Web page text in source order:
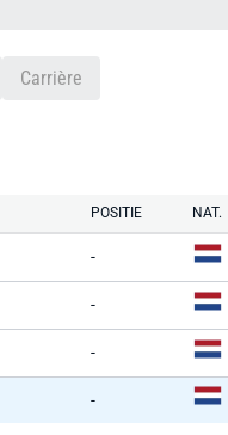
Carrière
POSITIE NAT.
-
-
-
-